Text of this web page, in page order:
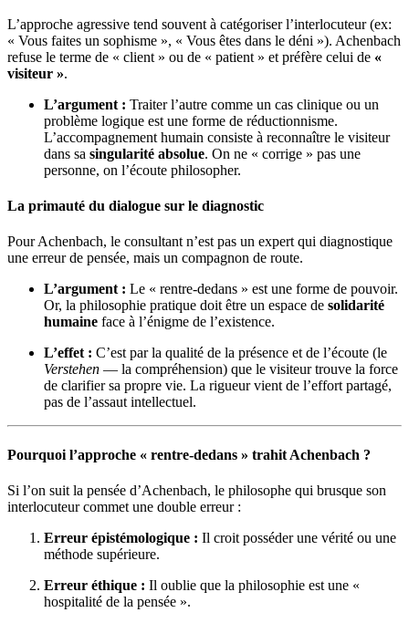
L’approche agressive tend souvent à catégoriser l’interlocuteur (ex:
« Vous faites un sophisme », « Vous êtes dans le déni »). Achenbach
refuse le terme de « client » ou de « patient » et préfère celui de «
visiteur ».
L’argument : Traiter l’autre comme un cas clinique ou un
problème logique est une forme de réductionnisme.
L’accompagnement humain consiste à reconnaître le visiteur
dans sa singularité absolue. On ne « corrige » pas une
personne, on l’écoute philosopher.
La primauté du dialogue sur le diagnostic
Pour Achenbach, le consultant n’est pas un expert qui diagnostique
une erreur de pensée, mais un compagnon de route.
L’argument : Le « rentre-dedans » est une forme de pouvoir.
Or, la philosophie pratique doit être un espace de solidarité
humaine face à l’énigme de l’existence.
L’effet : C’est par la qualité de la présence et de l’écoute (le
Verstehen — la compréhension) que le visiteur trouve la force
de clarifier sa propre vie. La rigueur vient de l’effort partagé,
pas de l’assaut intellectuel.
Pourquoi l’approche « rentre-dedans » trahit Achenbach ?
Si l’on suit la pensée d’Achenbach, le philosophe qui brusque son
interlocuteur commet une double erreur :
Erreur épistémologique : Il croit posséder une vérité ou une
méthode supérieure.
Erreur éthique : Il oublie que la philosophie est une «
hospitalité de la pensée ».